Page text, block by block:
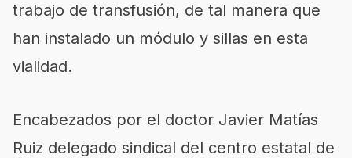
trabajo de transfusión, de tal manera que
han instalado un módulo y sillas en esta
vialidad.
Encabezados por el doctor Javier Matías
Ruiz delegado sindical del centro estatal de